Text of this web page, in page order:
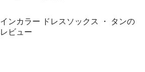
インカラー ドレスソックス ・ タンの
レビュー